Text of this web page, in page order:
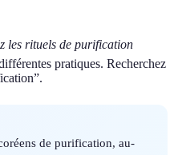
les rituels de purification
pratiques. Recherchez
de purification, au-